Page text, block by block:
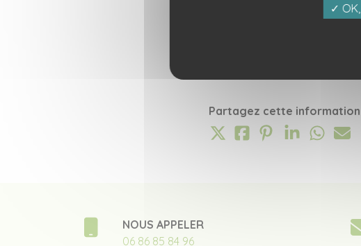
Partagez cette information
NOUS APPELER
06 86 85 84 96